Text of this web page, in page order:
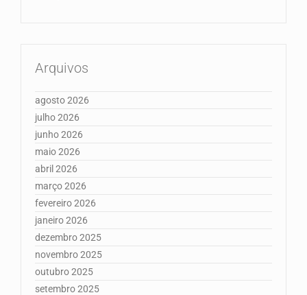
Arquivos
agosto 2026
julho 2026
junho 2026
maio 2026
abril 2026
março 2026
fevereiro 2026
janeiro 2026
dezembro 2025
novembro 2025
outubro 2025
setembro 2025